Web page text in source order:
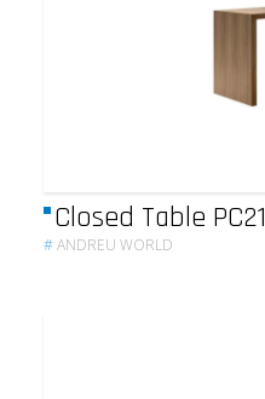
Closed Table PC21
#ANDREU WORLD